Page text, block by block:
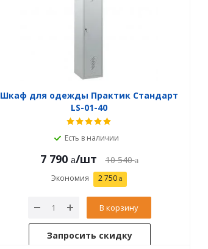
Шкаф для одежды Практик Стандарт
LS-01-40
Есть в наличии
7 790 /шт 10 540
Экономия 2 750
В корзину
Запросить скидку